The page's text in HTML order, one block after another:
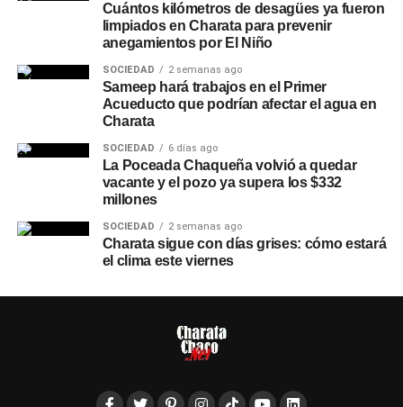
Cuántos kilómetros de desagües ya fueron
limpiados en Charata para prevenir
anegamientos por El Niño
SOCIEDAD 2 semanas ago
Sameep hará trabajos en el Primer
Acueducto que podrían afectar el agua en
Charata
SOCIEDAD 6 días ago
La Poceada Chaqueña volvió a quedar
vacante y el pozo ya supera los $332
millones
SOCIEDAD 2 semanas ago
Charata sigue con días grises: cómo estará
el clima este viernes